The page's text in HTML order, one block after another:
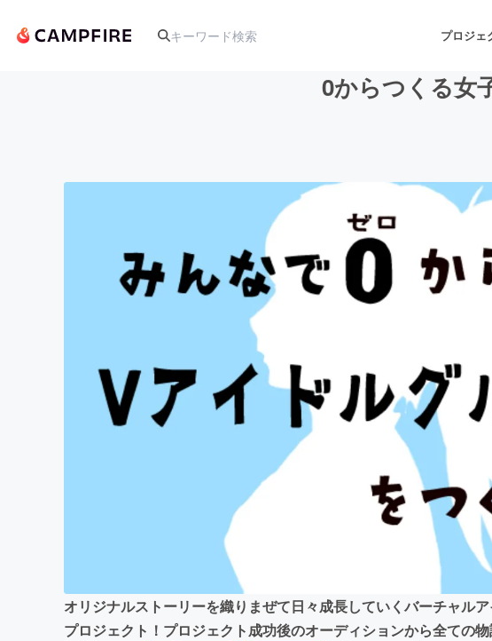
プロジェ
テクノロジー・ガジェット ゲーム・サー
ビジネス・起業 チャレンジ
まちづくり・地域活性化
0からつくる女
オリジナルストーリーを織りまぜて日々成長していくバーチャル
プロジェクト！プロジェクト成功後のオーディションから全ての物